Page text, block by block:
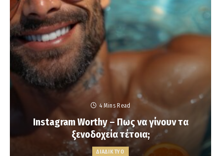
4 Mins Read
Instagram Worthy – Πως να γίνουν τα
ξενοδοχεία τέτοια;
ΔΙΑΔΙΚΤΥΟ